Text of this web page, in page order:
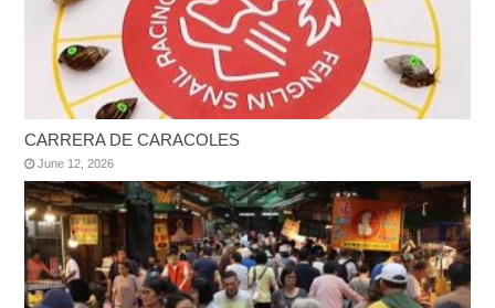
CARRERA DE CARACOLES
June 12, 2026